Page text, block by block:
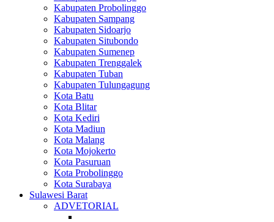
Kabupaten Probolinggo
Kabupaten Sampang
Kabupaten Sidoarjo
Kabupaten Situbondo
Kabupaten Sumenep
Kabupaten Trenggalek
Kabupaten Tuban
Kabupaten Tulungagung
Kota Batu
Kota Blitar
Kota Kediri
Kota Madiun
Kota Malang
Kota Mojokerto
Kota Pasuruan
Kota Probolinggo
Kota Surabaya
Sulawesi Barat
ADVETORIAL